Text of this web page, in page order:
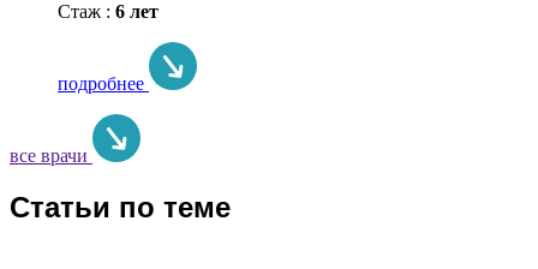
Стаж : 6 лет
подробнее
все врачи
Статьи по теме